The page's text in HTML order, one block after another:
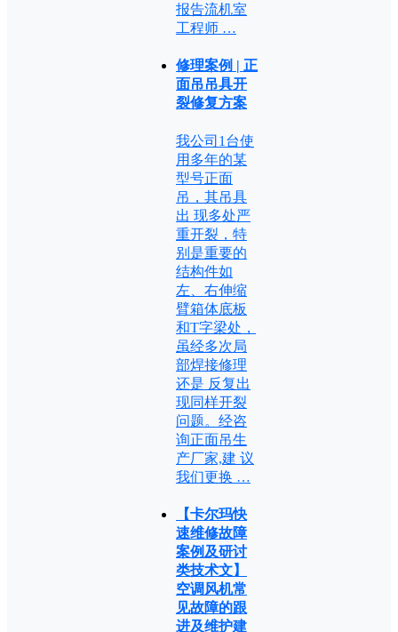
报告流机室
工程师 …
修理案例 | 正
面吊吊具开
裂修复方案
我公司1台使
用多年的某
型号正面
吊，其吊具
出 现多处严
重开裂，特
别是重要的
结构件如
左、右伸缩
臂箱体底板
和T字梁处，
虽经多次局
部焊接修理
还是 反复出
现同样开裂
问题。经咨
询正面吊生
产厂家,建 议
我们更换 …
【卡尔玛快
速维修故障
案例及研讨
类技术文】
空调风机常
见故障的跟
进及维护建